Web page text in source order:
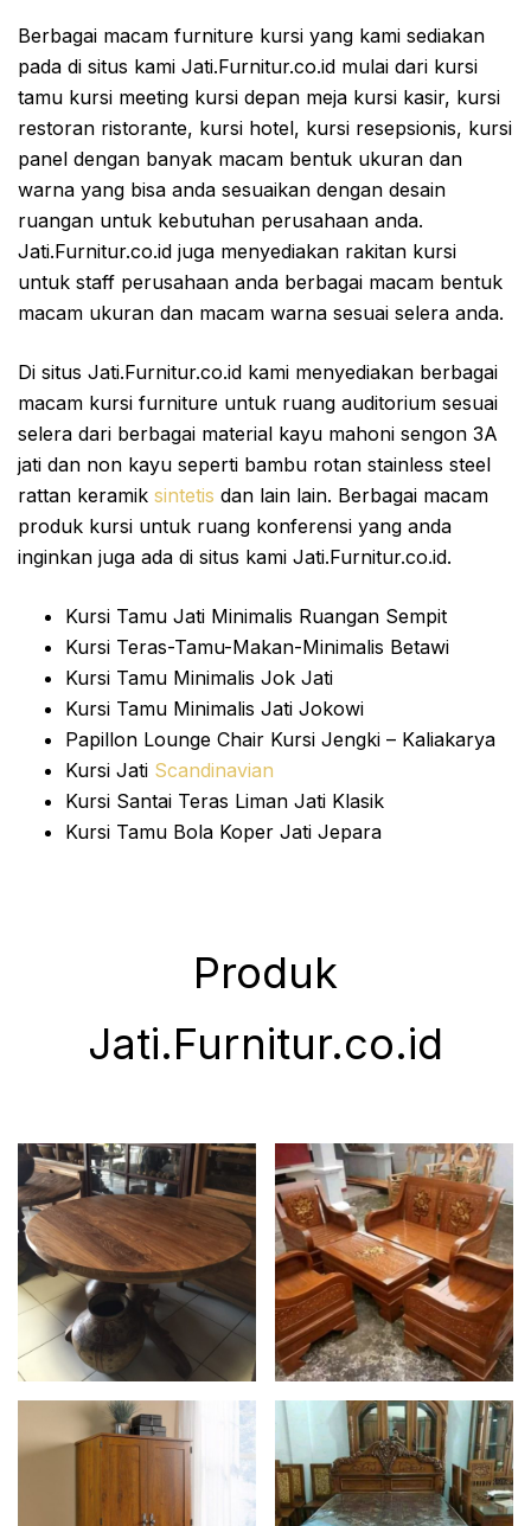
Berbagai macam furniture kursi yang kami sediakan
pada di situs kami Jati.Furnitur.co.id mulai dari kursi
tamu kursi meeting kursi depan meja kursi kasir, kursi
restoran ristorante, kursi hotel, kursi resepsionis, kursi
panel dengan banyak macam bentuk ukuran dan
warna yang bisa anda sesuaikan dengan desain
ruangan untuk kebutuhan perusahaan anda.
Jati.Furnitur.co.id juga menyediakan rakitan kursi
untuk staff perusahaan anda berbagai macam bentuk
macam ukuran dan macam warna sesuai selera anda.
Di situs Jati.Furnitur.co.id kami menyediakan berbagai
macam kursi furniture untuk ruang auditorium sesuai
selera dari berbagai material kayu mahoni sengon 3A
jati dan non kayu seperti bambu rotan stainless steel
rattan keramik sintetis dan lain lain. Berbagai macam
produk kursi untuk ruang konferensi yang anda
inginkan juga ada di situs kami Jati.Furnitur.co.id.
Kursi Tamu Jati Minimalis Ruangan Sempit
Kursi Teras-Tamu-Makan-Minimalis Betawi
Kursi Tamu Minimalis Jok Jati
Kursi Tamu Minimalis Jati Jokowi
Papillon Lounge Chair Kursi Jengki – Kaliakarya
Kursi Jati Scandinavian
Kursi Santai Teras Liman Jati Klasik
Kursi Tamu Bola Koper Jati Jepara
Produk
Jati.Furnitur.co.id